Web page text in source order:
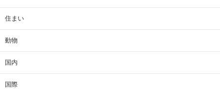
住まい
動物
国内
国際